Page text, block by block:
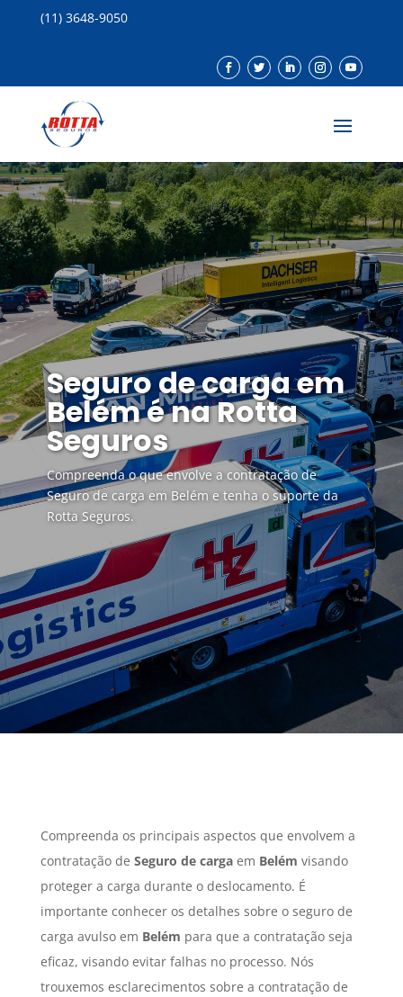
(11) 3648-9050
Seguro de carga em
Belém é na Rotta
Seguros
Compreenda o que envolve a contratação de
Seguro de carga em Belém e tenha o suporte da
Rotta Seguros.
Compreenda os principais aspectos que envolvem a
contratação de Seguro de cargaem Belém visando
proteger a carga durante o deslocamento. É
importante conhecer os detalhes sobre o seguro de
carga avulso em Belém para que a contratação seja
eficaz, visando evitar falhas no processo. Nós
trouxemos esclarecimentos sobre a contratação de